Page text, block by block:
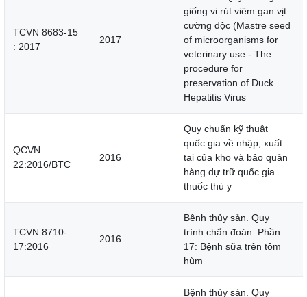
TCVN 8683-15
: 2017
2017
giống vi rút viêm gan vịt
cường độc (Mastre seed
of microorganisms for
veterinary use - The
procedure for
preservation of Duck
Hepatitis Virus
QCVN
22:2016/BTC
2016
Quy chuẩn kỹ thuật
quốc gia về nhập, xuất
tại của kho và bảo quản
hàng dự trữ quốc gia
thuốc thú y
TCVN 8710-
17:2016
2016
Bệnh thủy sản. Quy
trình chẩn đoán. Phần
17: Bệnh sữa trên tôm
hùm
Bệnh thủy sản. Quy